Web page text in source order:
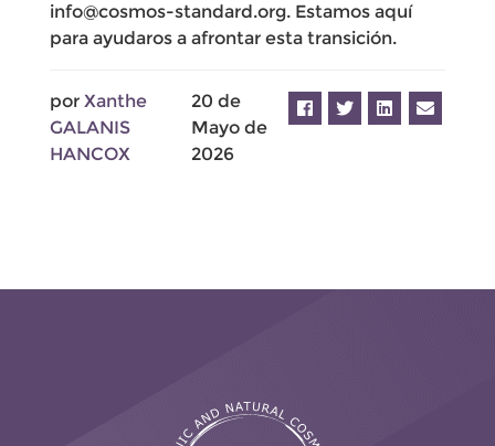
info@cosmos-standard.org. Estamos aquí
para ayudaros a afrontar esta transición.
por Xanthe
GALANIS
HANCOX
20 de
Mayo de
2026